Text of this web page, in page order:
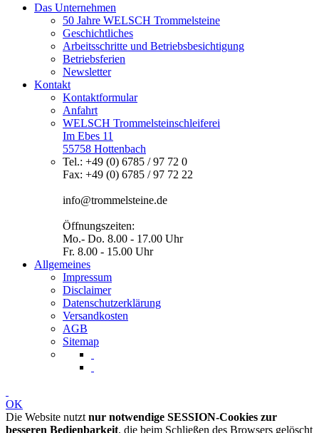
Das Unternehmen
50 Jahre WELSCH Trommelsteine
Geschichtliches
Arbeitsschritte und Betriebsbesichtigung
Betriebsferien
Newsletter
Kontakt
Kontaktformular
Anfahrt
WELSCH Trommelsteinschleiferei
Im Ebes 11
55758 Hottenbach
Tel.: +49 (0) 6785 / 97 72 0
Fax: +49 (0) 6785 / 97 72 22
info@trommelsteine.de
Öffnungszeiten:
Mo.- Do. 8.00 - 17.00 Uhr
Fr. 8.00 - 15.00 Uhr
Allgemeines
Impressum
Disclaimer
Datenschutzerklärung
Versandkosten
AGB
Sitemap
OK
Die Website nutzt nur notwendige SESSION-Cookies zur
besseren Bedienbarkeit, die beim Schließen des Browsers gelöscht